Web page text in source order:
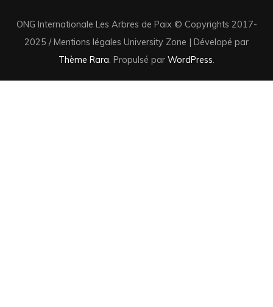
ONG Internationale Les Arbres de Paix © Copyrights 2017-
2025 / Mentions légales University Zone | Dévelopé par
Thème Rara . Propulsé par WordPress